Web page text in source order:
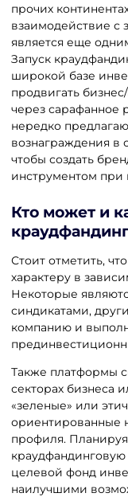
прочих
взаимодействие с
является еще
Запуск
широкой базе
продвигать
через сарафанное
нередко
вознаграждения в
чтобы создать
инструментом при
Кто может и
Стоит отметить,
характеру в
Некоторые
синдикатами,
компанию и
Также платформы
секторах бизнеса
«зеленые» или
ориентированные
профиля.
целевой фонд
наилучшими